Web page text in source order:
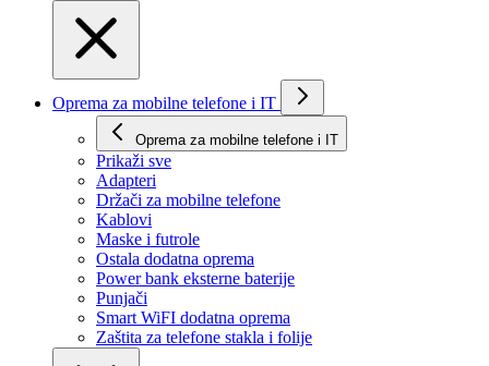
Oprema za mobilne telefone i IT
Oprema za mobilne telefone i IT
Prikaži svе
Adapteri
Držači za mobilne telefone
Kablovi
Maske i futrole
Ostala dodatna oprema
Power bank eksterne baterije
Punjači
Smart WiFI dodatna oprema
Zaštita za telefone stakla i folije